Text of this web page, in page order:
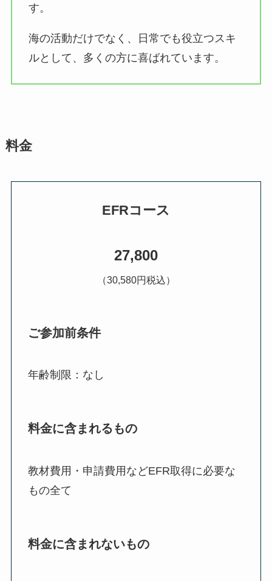
す。
海の活動だけでなく、日常でも役立つスキ
ルとして、多くの方に喜ばれています。
料金
EFRコース
27,800
（30,580円税込）
ご参加前条件
年齢制限：なし
料金に含まれるもの
教材費用・申請費用などEFR取得に必要な
もの全て
料金に含まれないもの